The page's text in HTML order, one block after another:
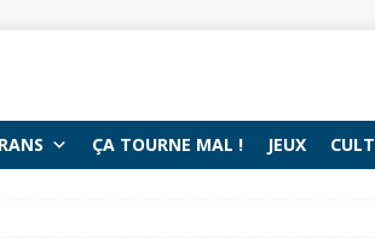
ÇA TOURNE MAL ! JEUX